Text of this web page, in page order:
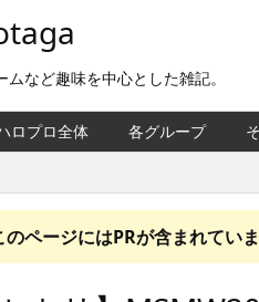
など趣味を中心とした雑記。
ロプロ全体 各グループ
のページにはPRが含まれてい